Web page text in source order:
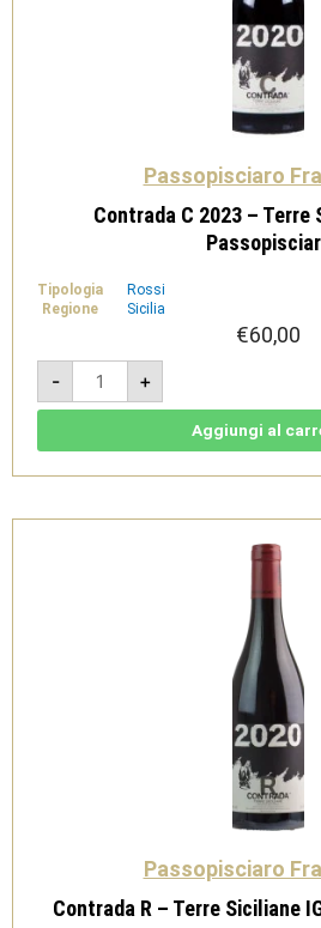
Passopisciaro
Contrada C 2023 – Terre
Tipologia
Rossi
Regione
Sicilia
€60,00
-
Contrada
2023
-
-
+
Aggiungi al
Passopisciaro
Contrada R – Terre Siciliane